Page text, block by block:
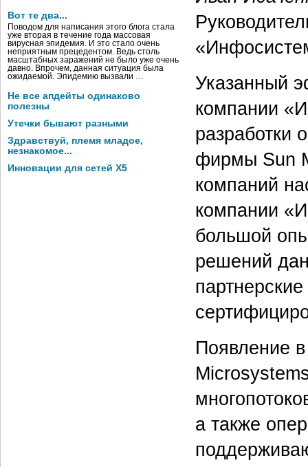
Вот те два...
Поводом для написания этого блога стала
уже вторая в течение года массовая
вирусная эпидемия. И это стало очень
неприятным прецедентом. Ведь столь
масштабных заражений не было уже очень
давно. Впрочем, данная ситуация была
ожидаемой. Эпидемию вызвали …
Не все апдейты одинаково
полезны
Утечки бывают разными
Здравствуй, племя младое,
незнакомое...
Инновации для сетей X5
Указанный
компании
разработки
фирмы Sun
компаний
компании
большой
решений
Появление
а также